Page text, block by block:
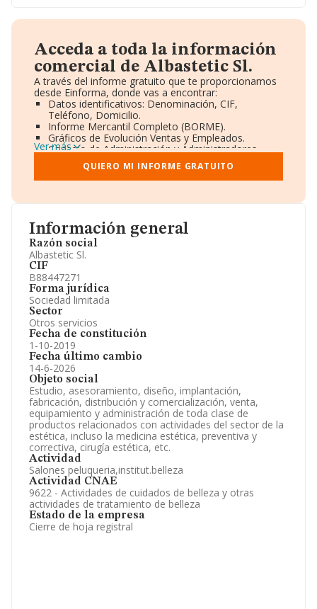
Información general
Razón social
Albastetic Sl.
CIF
B88447271
Forma jurídica
Sociedad limitada
Sector
Otros servicios
Fecha de constitución
1-10-2019
Fecha último cambio
14-6-2026
Objeto social
Estudio, asesoramiento, diseño, implantación,
fabricación, distribución y comercialización, venta,
equipamiento y administración de toda clase de
productos relacionados con actividades del sector de la
estética, incluso la medicina estética, preventiva y
correctiva, cirugía estética, etc.
Actividad
Salones peluqueria,institut.belleza
Actividad CNAE
9622 - Actividades de cuidados de belleza y otras
actividades de tratamiento de belleza
Estado de la empresa
Cierre de hoja registral
Acceda a toda la información
comercial de Albastetic Sl.
A través del informe gratuito que te proporcionamos
desde Einforma, donde vas a encontrar:
Datos identificativos: Denominación, CIF,
Teléfono, Domicilio.
Informe Mercantil Completo (BORME).
Gráficos de Evolución Ventas y Empleados.
Consejo de Administración y Administradores.
Directivos y Ejecutivos.
Accionistas.
Participaciones y Vinculaciones en otras empresas.
Información oficial y registral complementaria.
Ver más
QUIERO MI INFORME GRATUITO